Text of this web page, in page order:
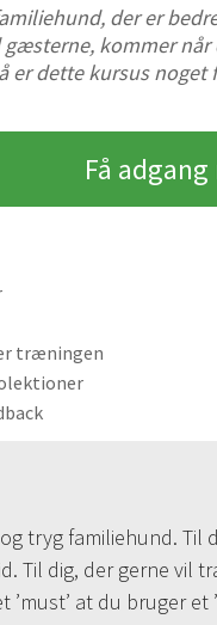
der er
gæsterne, kommer
er dette kursus noget
Få adgang
træningen
tryg familiehund. Til
Til dig, der gerne vil
at du bruger et